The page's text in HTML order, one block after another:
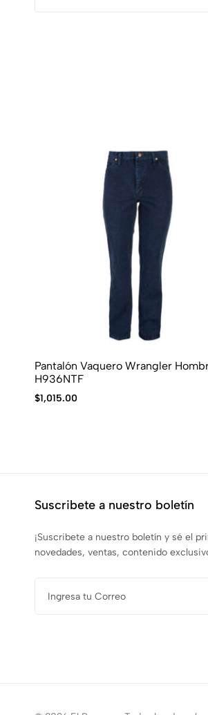
Pantalón Vaquero Wrangler
H936NTF
$1,015.00
Suscribete a nuestro boletín
¡Suscribete a nuestro boletín y sé el
novedades, ventas, contenido